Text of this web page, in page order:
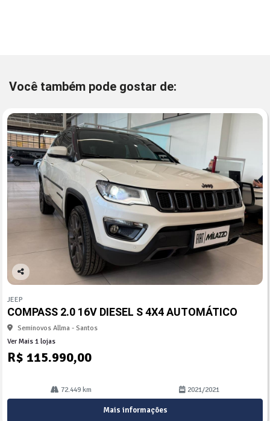
Você também pode gostar de:
Co
arti
lhe
JEEP
COMPASS 2.0 16V DIESEL S 4X4 AUTOMÁTICO
Seminovos Allma - Santos
Ver Mais 1 lojas
R$ 115.990,00
72.449 km 2021/2021
Mais informações